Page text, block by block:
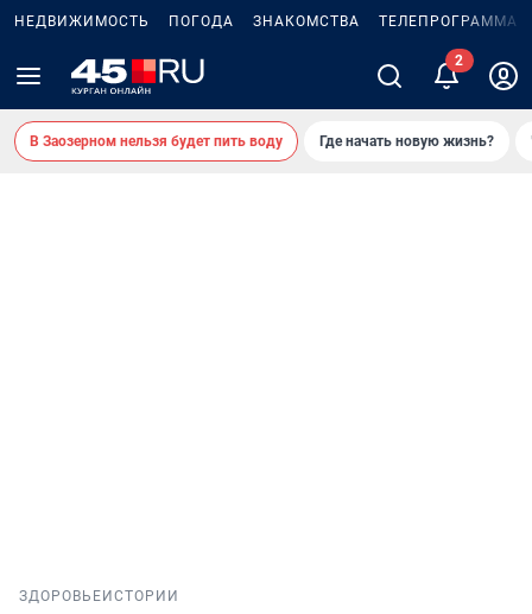
НЕДВИЖИМОСТЬ ПОГОДА ЗНАКОМСТВА ТЕЛЕПРОГРАММА
В Заозерном нельзя будет пить воду Где начать новую жизнь?
ЗДОРОВЬЕ ИСТОРИИ